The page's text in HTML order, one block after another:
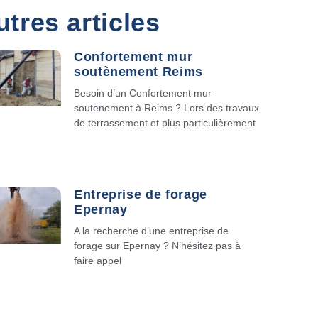
articles
Confortement mur
soutènement Reims
Besoin d’un Confortement mur
soutenement à Reims ? Lors des travaux
de terrassement et plus particulièrement
Entreprise de forage
Epernay
A la recherche d’une entreprise de
forage sur Epernay ? N’hésitez pas à
faire appel